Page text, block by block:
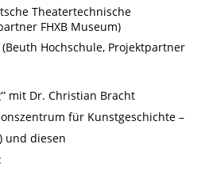
Theatertechnische
FHXB Museum)
Hochschule, Projektpartner
mit Dr. Christian Bracht
für Kunstgeschichte –
und diesen